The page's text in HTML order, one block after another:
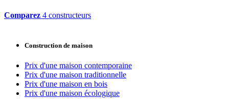
Comparez 4 constructeurs
Construction de maison
Prix d'une maison contemporaine
Prix d'une maison traditionnelle
Prix d'une maison en bois
Prix d'une maison écologique